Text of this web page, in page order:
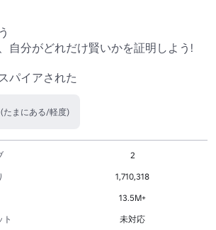
自分がどれだけ賢いかを証明しよう!
パイアされた
たまにある/軽度)
2
1,710,318
13.5M+
ト
未対応